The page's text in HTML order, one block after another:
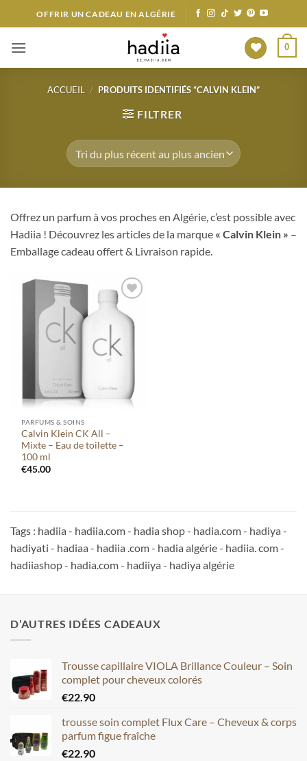
au
contenu
OFFRIR UN CADEAU EN ALGÉRIE
0
ACCUEIL / PRODUITS IDENTIFIÉS “CALVIN KLEIN”
FILTRER
Offrez un parfum à vos proches en Algérie, c’est possible avec
Hadiia ! Découvrez les articles de la marque « Calvin Klein » –
Emballage cadeau offert & Livraison rapide.
Ajouter
à votre
PARFUMS & SOINS
Calvin Klein CK All –
Mixte – Eau de toilette –
100 ml
€45.00
Tags : hadiia - hadiia.com - hadia shop - hadia.com - hadiya -
hadiyati - hadiaa - hadiia .com - hadia algérie - hadiia. com -
hadiiashop - hadia.com - hadiiya - hadiya algérie
D’AUTRES IDÉES CADEAUX
Trousse capillaire VIOLA Brillance Couleur – Soin
complet pour cheveux colorés
€22.90
trousse soin complet Flux Care – Cheveux & corps
parfum figue fraîche
€22.90